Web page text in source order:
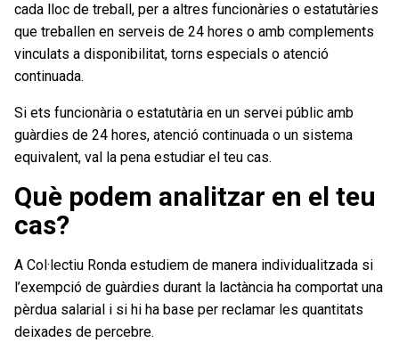
cada lloc de treball, per a altres funcionàries o estatutàries
que treballen en serveis de 24 hores o amb complements
vinculats a disponibilitat, torns especials o atenció
continuada.
Si ets funcionària o estatutària en un servei públic amb
guàrdies de 24 hores, atenció continuada o un sistema
equivalent, val la pena estudiar el teu cas.
Què podem analitzar en el teu
cas?
A Col·lectiu Ronda estudiem de manera individualitzada si
l’exempció de guàrdies durant la lactància ha comportat una
pèrdua salarial i si hi ha base per reclamar les quantitats
deixades de percebre.